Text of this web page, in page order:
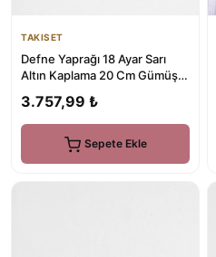
TAKISET
Defne Yaprağı 18 Ayar Sarı
Altın Kaplama 20 Cm Gümüş
3.757,99 ₺
Sepete Ekle